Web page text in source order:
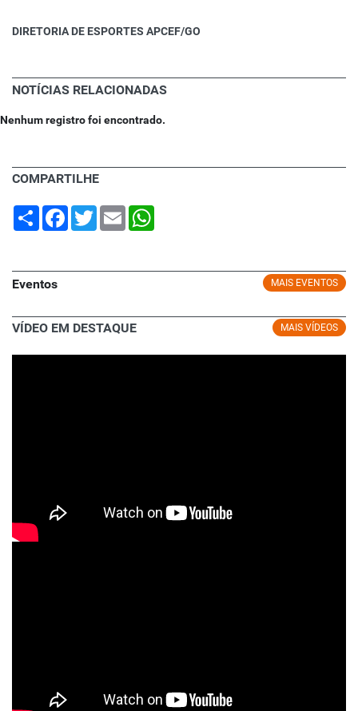
DIRETORIA DE ESPORTES APCEF/GO
NOTÍCIAS RELACIONADAS
Nenhum registro foi encontrado.
COMPARTILHE
Share Facebook
TwitterEmail
MAIS EVENTOS
Eventos
MAIS VÍDEOS
VÍDEO EM DESTAQUE